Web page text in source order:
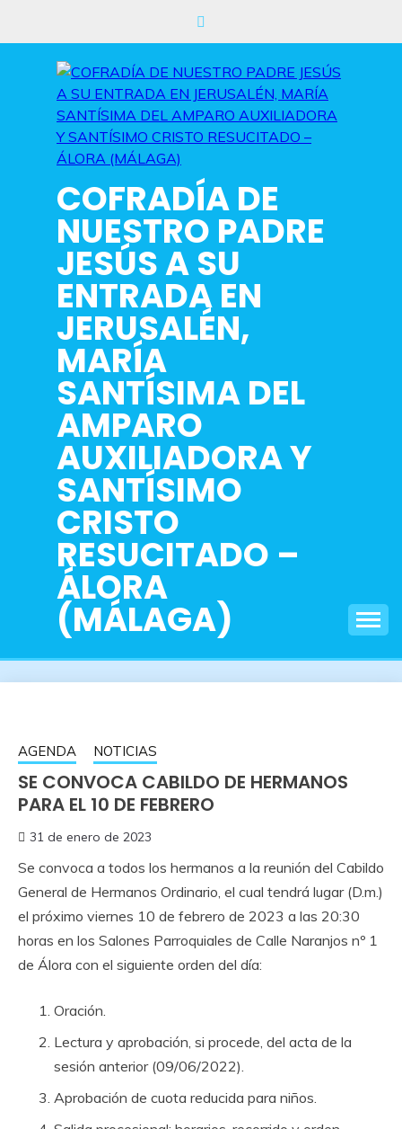
COFRADÍA DE
NUESTRO PADRE
JESÚS A SU
ENTRADA EN
JERUSALÉN,
MARÍA
SANTÍSIMA DEL
AMPARO
AUXILIADORA Y
SANTÍSIMO
CRISTO
RESUCITADO –
ÁLORA
(MÁLAGA)
AGENDA NOTICIAS
SE CONVOCA CABILDO DE HERMANOS
PARA EL 10 DE FEBRERO
31 de enero de 2023
Se convoca a todos los hermanos a la reunión del Cabildo
General de Hermanos Ordinario, el cual tendrá lugar (D.m.)
el próximo viernes 10 de febrero de 2023 a las 20:30
horas en los Salones Parroquiales de Calle Naranjos nº 1
de Álora con el siguiente orden del día:
Oración.
Lectura y aprobación, si procede, del acta de la
sesión anterior (09/06/2022).
Aprobación de cuota reducida para niños.